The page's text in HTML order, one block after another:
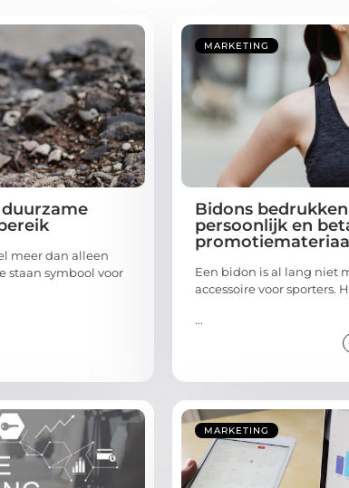
meer dan alleen
staan symbool voor
MARKETING
Bidons
persoonlijk en
Een bidon is al lang niet
accessoire voor sporters.
...
MARKETING